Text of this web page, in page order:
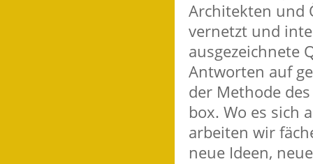
Architekten und
vernetzt und
ausgezeichnete
Antworten auf
der Methode
box. Wo es sich
arbeiten wir
neue Ideen,